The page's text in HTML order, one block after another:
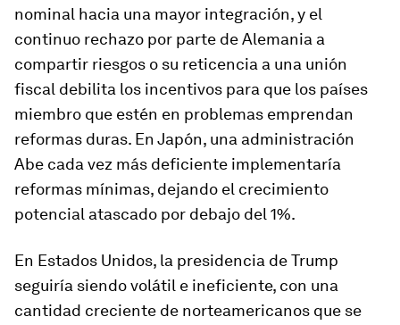
nominal hacia una mayor integración, y el
continuo rechazo por parte de Alemania a
compartir riesgos o su reticencia a una unión
fiscal debilita los incentivos para que los países
miembro que estén en problemas emprendan
reformas duras. En Japón, una administración
Abe cada vez más deficiente implementaría
reformas mínimas, dejando el crecimiento
potencial atascado por debajo del 1%.
En Estados Unidos, la presidencia de Trump
seguiría siendo volátil e ineficiente, con una
cantidad creciente de norteamericanos que se